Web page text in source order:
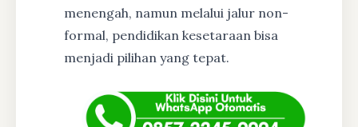
menengah, namun melalui jalur non-
formal, pendidikan kesetaraan bisa
menjadi pilihan yang tepat.